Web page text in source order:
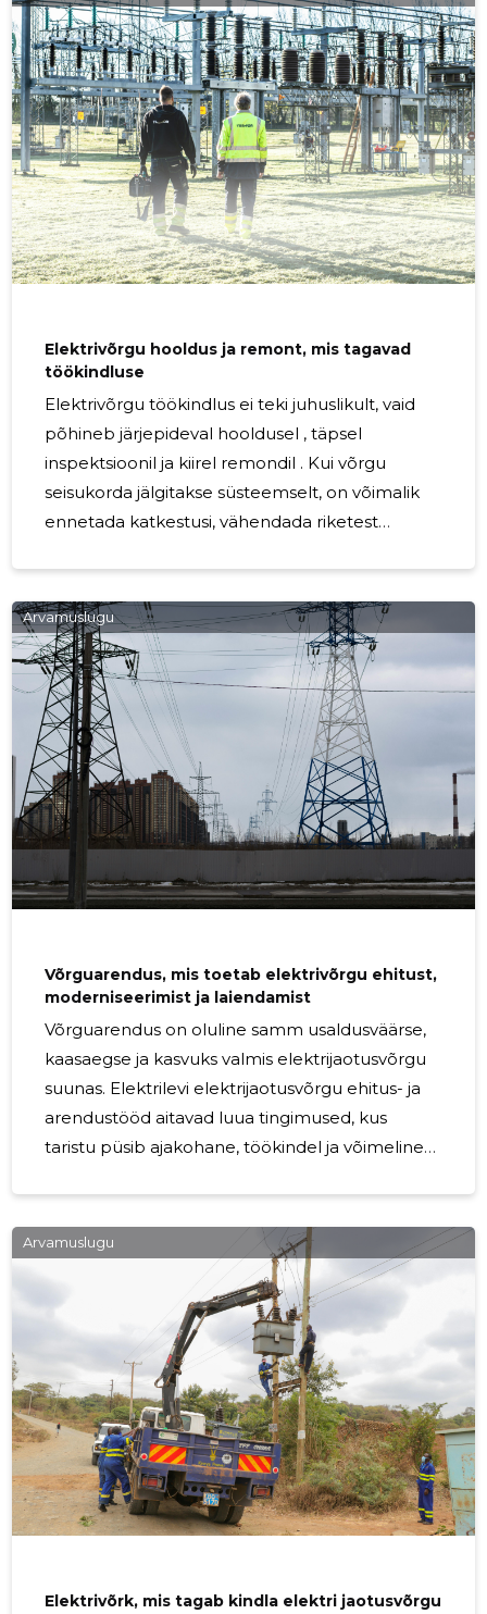
edastamine toimub turvaliselt, stabiilselt ja
tõhusalt. See loob kindluse nii lõppkasutajale
kui ka võrguteenuste osutajatele, sest toimiv
võrk on kogu elektrivarustuse alus.
Elektrijaotusvõrgu igapäevane käitamine aitab
ennetada
Elektrivõrgu hooldus ja remont, mis tagavad
töökindluse
Elektrivõrgu töökindlus ei teki juhuslikult, vaid
põhineb järjepideval hooldusel , täpsel
inspektsioonil ja kiirel remondil . Kui võrgu
seisukorda jälgitakse süsteemselt, on võimalik
ennetada katkestusi, vähendada riketest
võrgu ülevaatused ja hooldustööd on loodud
selleks, et elektrivõrgu seisundit hinnata
praktiliselt ja põhjalikult. Regulaarne kontroll
aitab märgata varajasi kulumismärke, võimalikke
nõrku kohti ning olukordi, mis võivad aja jooksul
viia suuremate rikete või
Arvamuslugu
Võrguarendus, mis toetab elektrivõrgu ehitust,
moderniseerimist ja laiendamist
Võrguarendus on oluline samm usaldusväärse,
kaasaegse ja kasvuks valmis elektrijaotusvõrgu
suunas. Elektrilevi elektrijaotusvõrgu ehitus- ja
arendustööd aitavad luua tingimused, kus
taristu püsib ajakohane, töökindel ja võimeline
laiendamine , olemasolevate lahenduste
moderniseerimine või uute ühenduste
võrguarendus hädavajalik. Hästi planeeritud
arendustööd tagavad, et elektrivarustus liigub
koos piirkonna arenguga ning
taristulahendused vastavad tänapäevastele
Arvamuslugu
Elektrivõrk, mis tagab kindla elektri jaotusvõrgu